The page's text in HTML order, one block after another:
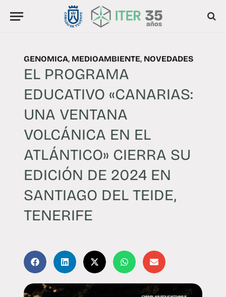
GENOMICA, MEDIOAMBIENTE, NOVEDADES
EL PROGRAMA
EDUCATIVO «CANARIAS:
UNA VENTANA
VOLCÁNICA EN EL
ATLÁNTICO» CIERRA SU
EDICIÓN DE 2024 EN
SANTIAGO DEL TEIDE,
TENERIFE